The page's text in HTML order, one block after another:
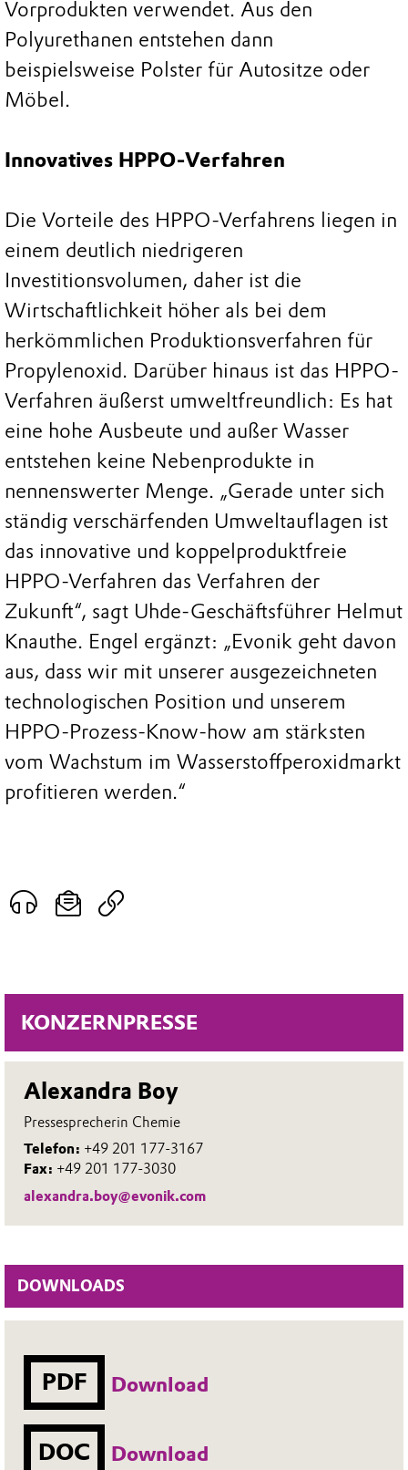
KONZERNPRESSE
Alexandra Boy
Pressesprecherin Chemie
Telefon: +49 201 177-3167
Fax: +49 201 177-3030
alexandra.boy@evonik.com
DOWNLOADS
PDF Download
DOC Download
Vorprodukten verwendet. Aus den
Polyurethanen entstehen dann
beispielsweise Polster für Autositze oder
Möbel.
Innovatives HPPO-Verfahren
Die Vorteile des HPPO-Verfahrens liegen in
einem deutlich niedrigeren
Investitionsvolumen, daher ist die
Wirtschaftlichkeit höher als bei dem
herkömmlichen Produktionsverfahren für
Propylenoxid. Darüber hinaus ist das HPPO-
Verfahren äußerst umweltfreundlich: Es hat
eine hohe Ausbeute und außer Wasser
entstehen keine Nebenprodukte in
nennenswerter Menge. „Gerade unter sich
ständig verschärfenden Umweltauflagen ist
das innovative und koppelproduktfreie
HPPO-Verfahren das Verfahren der
Zukunft“, sagt Uhde-Geschäftsführer Helmut
Knauthe. Engel ergänzt: „Evonik geht davon
aus, dass wir mit unserer ausgezeichneten
technologischen Position und unserem
HPPO-Prozess-Know-how am stärksten
vom Wachstum im Wasserstoffperoxidmarkt
profitieren werden.“